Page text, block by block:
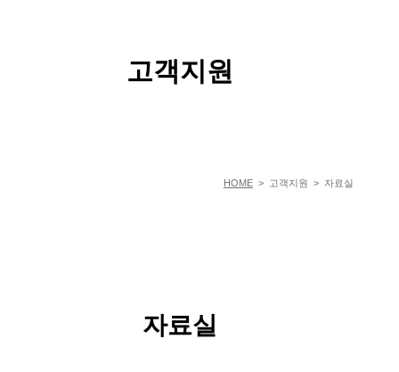
고객지원
HOME> 고객지원 > 자료실
자료실